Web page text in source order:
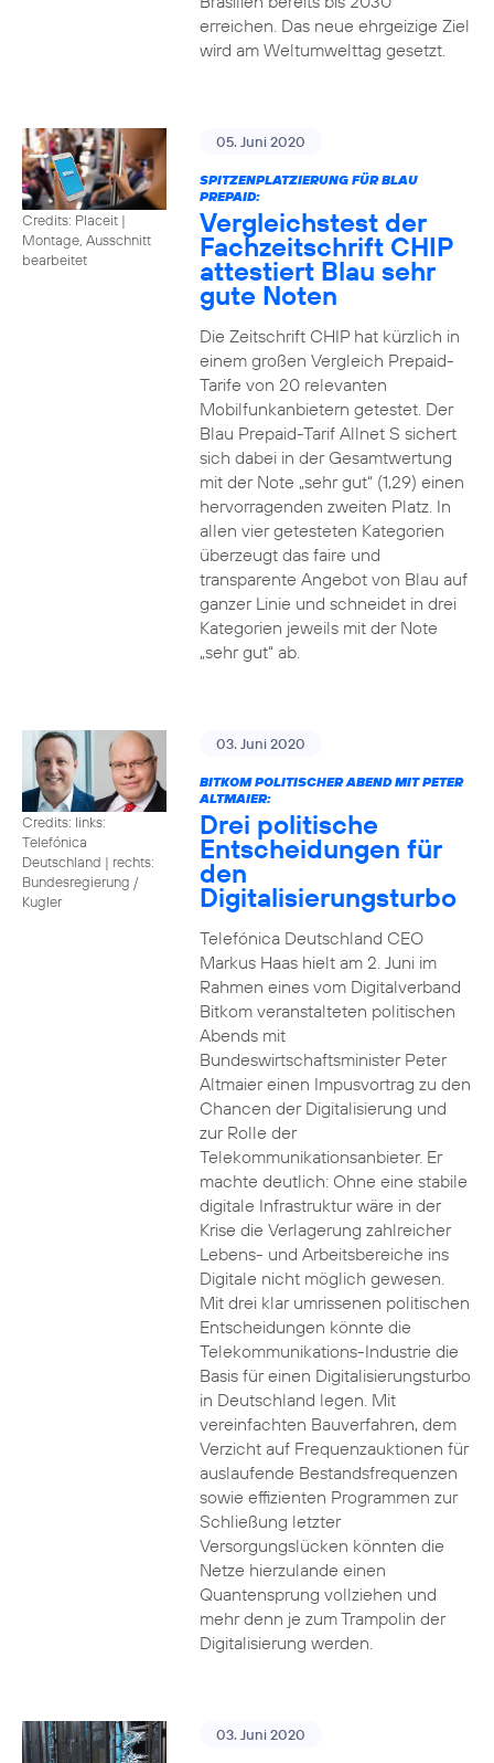
erreichen. Das neue ehrgeizige Ziel
wird am Weltumwelttag gesetzt.
Credits: Placeit |
Montage, Ausschnitt
bearbeitet
05. Juni 2020
SPITZENPLATZIERUNG FÜR BLAU
PREPAID:
Vergleichstest der
Fachzeitschrift CHIP
attestiert Blau sehr
gute Noten
Die Zeitschrift CHIP hat kürzlich in
einem großen Vergleich Prepaid-
Tarife von 20 relevanten
Mobilfunkanbietern getestet. Der
Blau Prepaid-Tarif Allnet S sichert
sich dabei in der Gesamtwertung
mit der Note „sehr gut“ (1,29) einen
hervorragenden zweiten Platz. In
allen vier getesteten Kategorien
überzeugt das faire und
transparente Angebot von Blau auf
ganzer Linie und schneidet in drei
Kategorien jeweils mit der Note
„sehr gut“ ab.
Credits: links:
Telefónica
Deutschland | rechts:
Bundesregierung /
Kugler
03. Juni 2020
BITKOM POLITISCHER ABEND MIT PETER
ALTMAIER:
Drei politische
Entscheidungen für
den
Digitalisierungsturbo
Telefónica Deutschland CEO
Markus Haas hielt am 2. Juni im
Rahmen eines vom Digitalverband
Bitkom veranstalteten politischen
Abends mit
Bundeswirtschaftsminister Peter
Altmaier einen Impusvortrag zu den
Chancen der Digitalisierung und
zur Rolle der
Telekommunikationsanbieter. Er
machte deutlich: Ohne eine stabile
digitale Infrastruktur wäre in der
Krise die Verlagerung zahlreicher
Lebens- und Arbeitsbereiche ins
Digitale nicht möglich gewesen.
Mit drei klar umrissenen politischen
Entscheidungen könnte die
Telekommunikations-Industrie die
Basis für einen Digitalisierungsturbo
in Deutschland legen. Mit
vereinfachten Bauverfahren, dem
Verzicht auf Frequenzauktionen für
auslaufende Bestandsfrequenzen
sowie effizienten Programmen zur
Schließung letzter
Versorgungslücken könnten die
Netze hierzulande einen
Quantensprung vollziehen und
mehr denn je zum Trampolin der
Digitalisierung werden.
03. Juni 2020